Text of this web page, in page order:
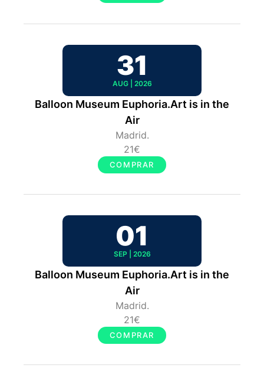
31
AUG | 2026
Balloon Museum Euphoria.Art is in the
Air
Madrid.
21€
COMPRAR
01
SEP | 2026
Balloon Museum Euphoria.Art is in the
Air
Madrid.
21€
COMPRAR